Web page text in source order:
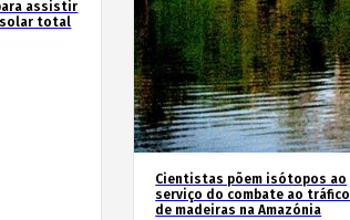
assistir
solar total
Cientistas põem isótopos ao
serviço do combate ao tráfico
de madeiras na Amazónia